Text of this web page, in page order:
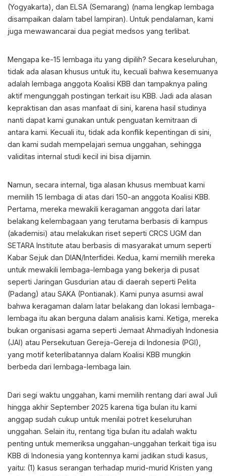
(Yogyakarta), dan ELSA (Semarang) (nama lengkap lembaga
disampaikan dalam tabel lampiran). Untuk pendalaman, kami
juga mewawancarai dua pegiat medsos yang terlibat.
Mengapa ke-15 lembaga itu yang dipilih? Secara keseluruhan,
tidak ada alasan khusus untuk itu, kecuali bahwa kesemuanya
adalah lembaga anggota Koalisi KBB dan tampaknya paling
aktif mengunggah postingan terkait isu KBB. Jadi ada alasan
kepraktisan dan asas manfaat di sini, karena hasil studinya
nanti dapat kami gunakan untuk penguatan kemitraan di
antara kami. Kecuali itu, tidak ada konflik kepentingan di sini,
dan kami sudah mempelajari semua unggahan, sehingga
validitas internal studi kecil ini bisa dijamin.
Namun, secara internal, tiga alasan khusus membuat kami
memilih 15 lembaga di atas dari 150-an anggota Koalisi KBB.
Pertama, mereka mewakili keragaman anggota dari latar
belakang kelembagaan yang terutama berbasis di kampus
(akademisi) atau melakukan riset seperti CRCS UGM dan
SETARA Institute atau berbasis di masyarakat umum seperti
Kabar Sejuk dan DIAN/Interfidei. Kedua, kami memilih mereka
untuk mewakili lembaga-lembaga yang bekerja di pusat
seperti Jaringan Gusdurian atau di daerah seperti Pelita
(Padang) atau SAKA (Pontianak). Kami punya asumsi awal
bahwa keragaman dalam latar belakang dan lokasi lembaga-
lembaga itu akan berguna dalam analisis kami. Ketiga, mereka
bukan organisasi agama seperti Jemaat Ahmadiyah Indonesia
(JAI) atau Persekutuan Gereja-Gereja di Indonesia (PGI),
yang motif keterlibatannya dalam Koalisi KBB mungkin
berbeda dari lembaga-lembaga lain.
Dari segi waktu unggahan, kami memilih rentang dari awal Juli
hingga akhir September 2025 karena tiga bulan itu kami
anggap sudah cukup untuk menilai potret keseluruhan
unggahan. Selain itu, rentang tiga bulan itu adalah waktu
penting untuk memeriksa unggahan-unggahan terkait tiga isu
KBB di Indonesia yang kontennya kami jadikan studi kasus,
yaitu: (1) kasus serangan terhadap murid-murid Kristen yang